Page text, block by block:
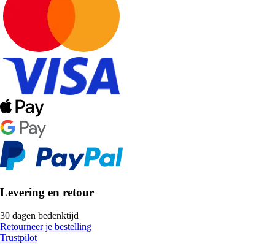
Levering en retour
30 dagen bedenktijd
Retourneer je bestelling
Trustpilot